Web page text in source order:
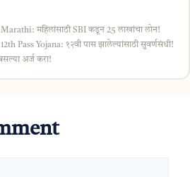
महिलांसाठी SBI कडून 25 लाखांचा लोन!
Pass Yojana: १२वी पास झालेल्यांसाठी सुवर्णसंधी!
अर्ज करा!